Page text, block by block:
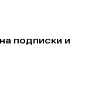
подписки и